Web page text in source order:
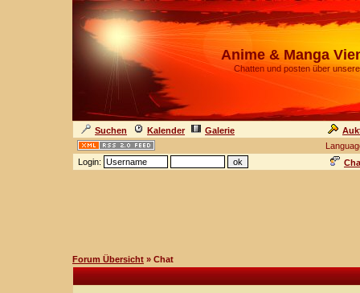
Anime & Manga
Chatten und posten über
Suchen Kalender Galerie
Login:
Forum Übersicht » Chat